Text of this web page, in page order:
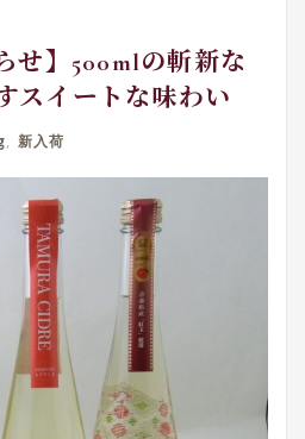
せ】500mlの斬新な
スイートな味わい
, 新入荷